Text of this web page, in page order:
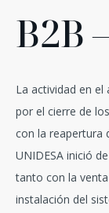
B2B
La actividad en
por el cierre de
con la reapertura
UNIDESA inició
tanto con la
instalación del